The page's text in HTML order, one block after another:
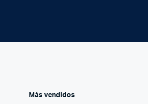
Más vendidos